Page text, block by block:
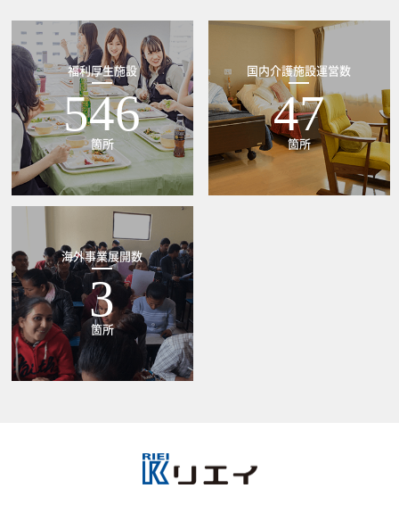
福利厚生施設
546
箇所
国内介護施設運営数
47
箇所
海外事業展開数
3
箇所